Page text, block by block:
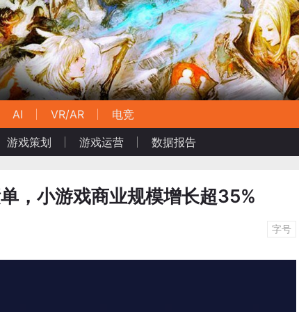
AI VR/AR
电竞
游戏策划 游戏运营 数据报告
，小游戏商业规模增长超35%
字号